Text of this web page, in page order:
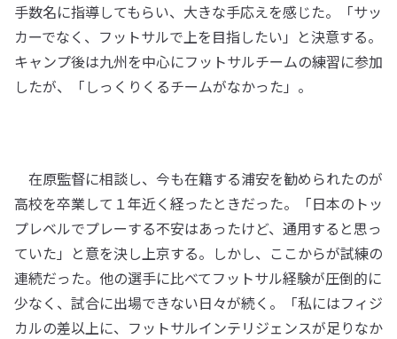
手数名に指導してもらい、大きな手応えを感じた。「サッ
カーでなく、フットサルで上を目指したい」と決意する。
キャンプ後は九州を中心にフットサルチームの練習に参加
したが、「しっくりくるチームがなかった」。
在原監督に相談し、今も在籍する浦安を勧められたのが
高校を卒業して１年近く経ったときだった。「日本のトッ
プレベルでプレーする不安はあったけど、通用すると思っ
ていた」と意を決し上京する。しかし、ここからが試練の
連続だった。他の選手に比べてフットサル経験が圧倒的に
少なく、試合に出場できない日々が続く。「私にはフィジ
カルの差以上に、フットサルインテリジェンスが足りなか